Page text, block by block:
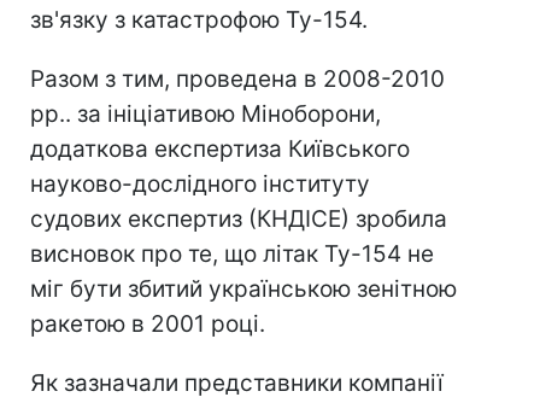
зв'язку з катастрофою Ту-154.
Разом з тим, проведена в 2008-2010
рр.. за ініціативою Міноборони,
додаткова експертиза Київського
науково-дослідного інституту
судових експертиз (КНДІСЕ) зробила
висновок про те, що літак Ту-154 не
міг бути збитий українською зенітною
ракетою в 2001 році.
Як зазначали представники компанії